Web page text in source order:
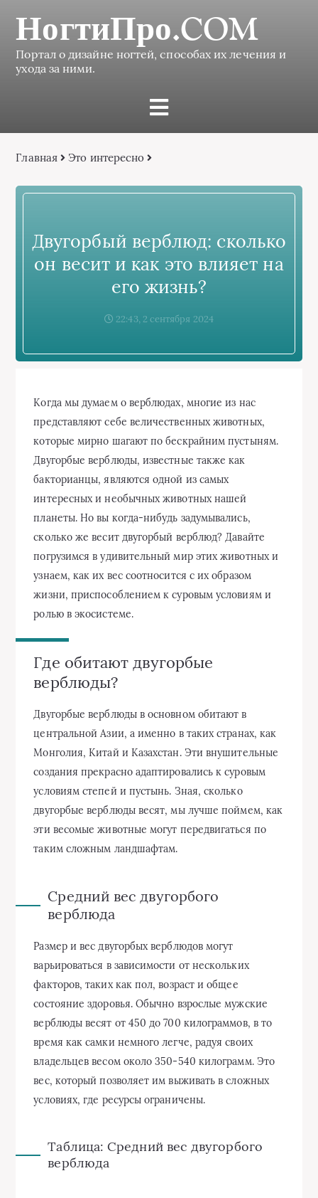
НогтиПро.COM
Портал о дизайне ногтей, способах их лечения и
ухода за ними.
Главная Это интересно
Двугорбый верблюд: сколько
он весит и как это влияет на
его жизнь?
22:43, 2 сентября 2024
Когда мы думаем о верблюдах, многие из нас
представляют себе величественных животных,
которые мирно шагают по бескрайним пустыням.
Двугорбые верблюды, известные также как
бакторианцы, являются одной из самых
интересных и необычных животных нашей
планеты. Но вы когда-нибудь задумывались,
сколько же весит двугорбый верблюд? Давайте
погрузимся в удивительный мир этих животных и
узнаем, как их вес соотносится с их образом
жизни, приспособлением к суровым условиям и
ролью в экосистеме.
Где обитают двугорбые
верблюды?
Двугорбые верблюды в основном обитают в
центральной Азии, а именно в таких странах, как
Монголия, Китай и Казахстан. Эти внушительные
создания прекрасно адаптировались к суровым
условиям степей и пустынь. Зная, сколько
двугорбые верблюды весят, мы лучше поймем, как
эти весомые животные могут передвигаться по
таким сложным ландшафтам.
Средний вес двугорбого
верблюда
Размер и вес двугорбых верблюдов могут
варьироваться в зависимости от нескольких
факторов, таких как пол, возраст и общее
состояние здоровья. Обычно взрослые мужские
верблюды весят от 450 до 700 килограммов, в то
время как самки немного легче, радуя своих
владельцев весом около 350-540 килограмм. Это
вес, который позволяет им выживать в сложных
условиях, где ресурсы ограничены.
Таблица: Средний вес двугорбого
верблюда